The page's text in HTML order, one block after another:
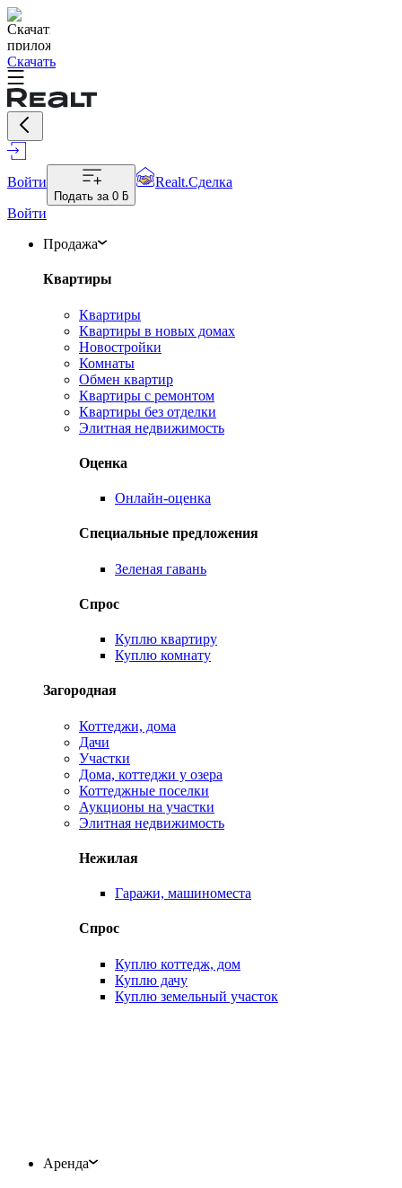
Скачать
Войти
Подать за 0 ƃ
Realt.Сделка
Войти
Продажа
Квартиры
Квартиры
Квартиры в новых домах
Новостройки
Комнаты
Обмен квартир
Квартиры с ремонтом
Квартиры без отделки
Элитная недвижимость
Оценка
Онлайн-оценка
Специальные предложения
Зеленая гавань
Спрос
Куплю квартиру
Куплю комнату
Загородная
Коттеджи, дома
Дачи
Участки
Дома, коттеджи у озера
Коттеджные поселки
Аукционы на участки
Элитная недвижимость
Нежилая
Гаражи, машиноместа
Спрос
Куплю коттедж, дом
Куплю дачу
Куплю земельный участок
Аренда